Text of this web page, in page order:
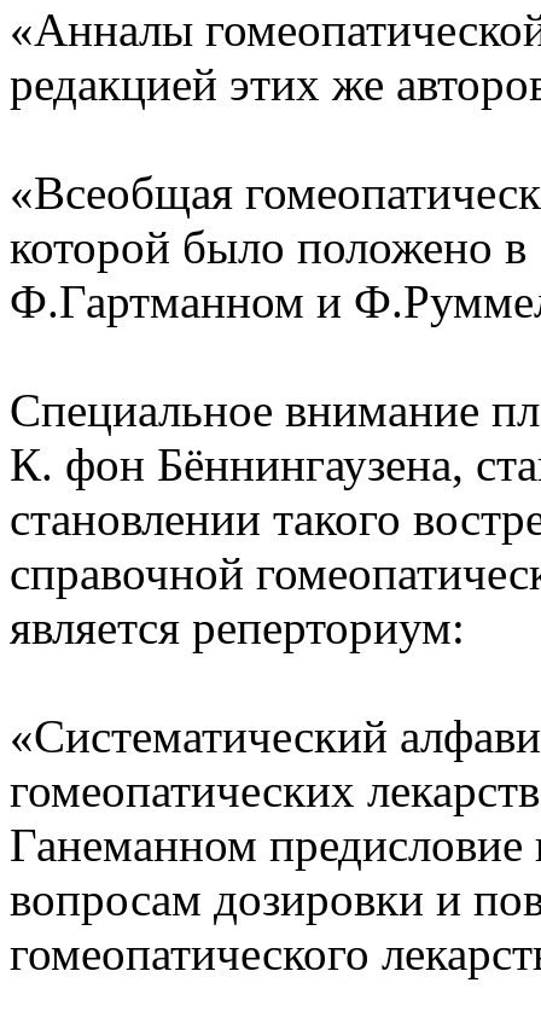
«Анналы
редакцией этих же
«Всеобщая
которой было положено
Ф.Гартманном и
Специальное внимание
К. фон Бённингаузена,
становлении такого
справочной
является реперториум:
«Систематический
гомеопатических
Ганеманном предисловие
вопросам дозировки и
гомеопатического